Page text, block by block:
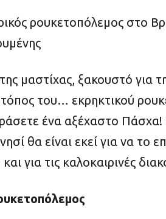
ρουκετοπόλεμος στο
μαστίχας, ξακουστό για
του… εκρηκτικού
ένα αξέχαστο
θα είναι εκεί για να το
για τις καλοκαιρινές